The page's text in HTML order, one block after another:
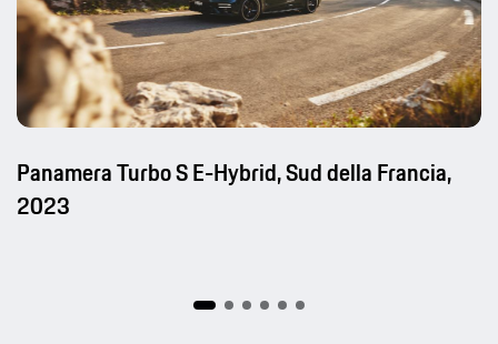
Panamera Turbo S E-Hybrid, Sud della Francia,
2023